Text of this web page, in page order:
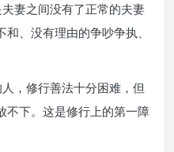
妻之间没有了正常的夫妻
、没有理由的争吵争执、
，修行善法十分困难，但
不下。这是修行上的第一障